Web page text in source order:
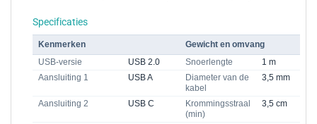
Specificaties
Kenmerken
Gewicht en omvang
USB-versie
USB 2.0 Snoerlengte
1 m
Aansluiting 1
USB A
Diameter van de
kabel
3,5 mm
Aansluiting 2 USB C
Krommingsstraal
(min)
3,5 cm